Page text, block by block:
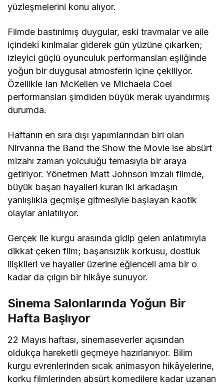
yüzleşmelerini konu alıyor.
Filmde bastırılmış duygular, eski travmalar ve aile
içindeki kırılmalar giderek gün yüzüne çıkarken;
izleyici güçlü oyunculuk performansları eşliğinde
yoğun bir duygusal atmosferin içine çekiliyor.
Özellikle Ian McKellen ve Michaela Coel
performansları şimdiden büyük merak uyandırmış
durumda.
Haftanın en sıra dışı yapımlarından biri olan
Nirvanna the Band the Show the Movie ise absürt
mizahı zaman yolculuğu temasıyla bir araya
getiriyor. Yönetmen Matt Johnson imzalı filmde,
büyük başarı hayalleri kuran iki arkadaşın
yanlışlıkla geçmişe gitmesiyle başlayan kaotik
olaylar anlatılıyor.
Gerçek ile kurgu arasında gidip gelen anlatımıyla
dikkat çeken film; başarısızlık korkusu, dostluk
ilişkileri ve hayaller üzerine eğlenceli ama bir o
kadar da çılgın bir hikâye sunuyor.
Sinema Salonlarında Yoğun Bir
Hafta Başlıyor
22 Mayıs haftası, sinemaseverler açısından
oldukça hareketli geçmeye hazırlanıyor. Bilim
kurgu evrenlerinden sıcak animasyon hikâyelerine,
korku filmlerinden absürt komedilere kadar uzanan